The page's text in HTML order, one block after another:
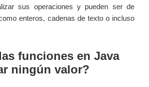
sus operaciones y pueden ser de
enteros, cadenas de texto o incluso
funciones en Java
ningún valor?